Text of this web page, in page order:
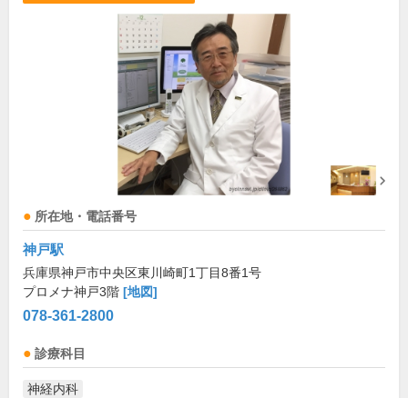
所在地・電話番号
神戸駅
兵庫県神戸市中央区東川崎町1丁目8番1号
プロメナ神戸3階 [地図]
078-361-2800
診療科目
神経内科